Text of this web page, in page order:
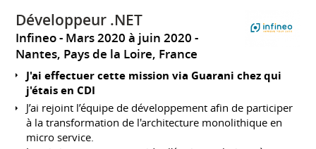
Développeur .NET
Infineo
Mars 2020 à juin 2020
Nantes, Pays de la Loire, France
J'ai effectuer cette mission via Guarani chez qui
j'étais en CDI
J’ai rejoint l’équipe de développement afin de participer
à la transformation de l'architecture monolithique en
micro service.